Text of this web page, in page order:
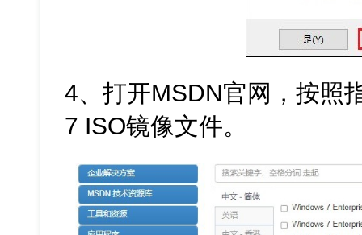
4、打开MSDN官网，按照
7 ISO镜像文件。